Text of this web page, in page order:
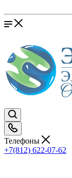
Телефоны
+7(812) 622-07-62